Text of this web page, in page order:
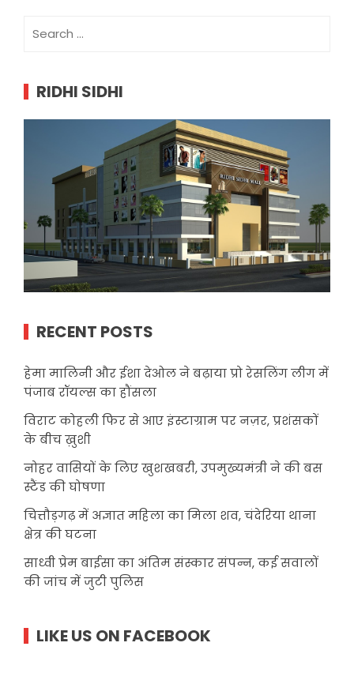
for:
RIDHI SIDHI
RECENT POSTS
हेमा मालिनी और ईशा देओल ने बढ़ाया प्रो रेसलिंग लीग में
पंजाब रॉयल्स का हौंसला
विराट कोहली फिर से आए इंस्टाग्राम पर नज़र, प्रशंसकों
के बीच ख़ुशी
नोहर वासियों के लिए खुशखबरी, उपमुख्यमंत्री ने की बस
स्टैंड की घोषणा
चित्तौड़गढ़ में अज्ञात महिला का मिला शव, चंदेरिया थाना
क्षेत्र की घटना
साध्वी प्रेम बाईसा का अंतिम संस्कार संपन्न, कई सवालों
की जांच में जुटी पुलिस
LIKE US ON FACEBOOK